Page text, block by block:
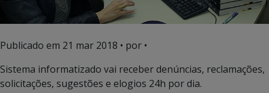
Publicado em 21 mar 2018 • por •
Sistema informatizado vai receber denúncias, reclamações,
solicitações, sugestões e elogios 24h por dia.